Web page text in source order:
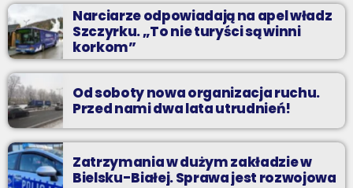
Narciarze odpowiadają na apel władz
Szczyrku. „To nie turyści są winni
korkom”
Od soboty nowa organizacja ruchu.
Przed nami dwa lata utrudnień!
Zatrzymania w dużym zakładzie w
Bielsku-Białej. Sprawa jest rozwojowa